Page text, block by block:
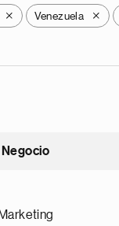
X Venezuela X
Negocio
Marketing